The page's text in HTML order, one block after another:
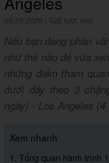
08.05.2026 622 lượt xem
Nếu bạn đang phân
như thế nào để vừa
những điểm tham
dưới đây theo 3
ngày) - Los Angeles (4
Xem nhanh
1. Tổng quan hành trình